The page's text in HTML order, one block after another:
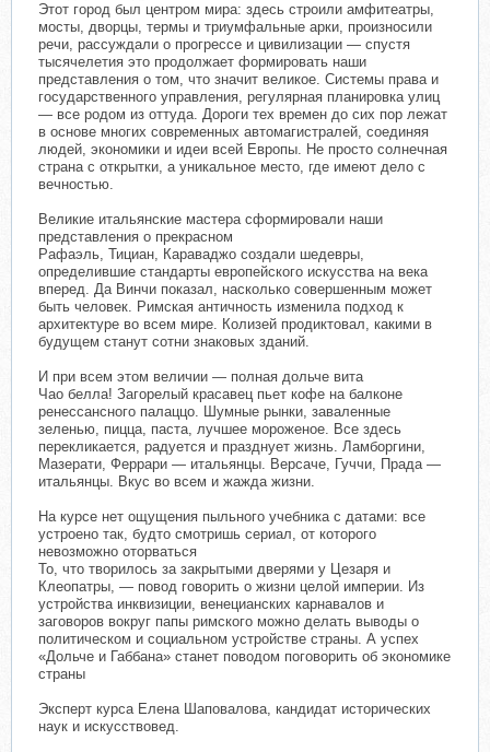
Этот город был центром мира: здесь строили амфитеатры,
мосты, дворцы, термы и триумфальные арки, произносили
речи, рассуждали о прогрессе и цивилизации — спустя
тысячелетия это продолжает формировать наши
представления о том, что значит великое. Системы права и
государственного управления, регулярная планировка улиц
— все родом из оттуда. Дороги тех времен до сих пор лежат
в основе многих современных автомагистралей, соединяя
людей, экономики и идеи всей Европы. Не просто солнечная
страна с открытки, а уникальное место, где имеют дело с
вечностью.
Великие итальянские мастера сформировали наши
представления о прекрасном
Рафаэль, Тициан, Караваджо создали шедевры,
определившие стандарты европейского искусства на века
вперед. Да Винчи показал, насколько совершенным может
быть человек. Римская античность изменила подход к
архитектуре во всем мире. Колизей продиктовал, какими в
будущем станут сотни знаковых зданий.
И при всем этом величии — полная дольче вита
Чао белла! Загорелый красавец пьет кофе на балконе
ренессансного палаццо. Шумные рынки, заваленные
зеленью, пицца, паста, лучшее мороженое. Все здесь
перекликается, радуется и празднует жизнь. Ламборгини,
Мазерати, Феррари — итальянцы. Версаче, Гуччи, Прада —
итальянцы. Вкус во всем и жажда жизни.
На курсе нет ощущения пыльного учебника с датами: все
устроено так, будто смотришь сериал, от которого
невозможно оторваться
То, что творилось за закрытыми дверями у Цезаря и
Клеопатры, — повод говорить о жизни целой империи. Из
устройства инквизиции, венецианских карнавалов и
заговоров вокруг папы римского можно делать выводы о
политическом и социальном устройстве страны. А успех
«Дольче и Габбана» станет поводом поговорить об экономике
страны
Эксперт курса Елена Шаповалова, кандидат исторических
наук и искусствовед.